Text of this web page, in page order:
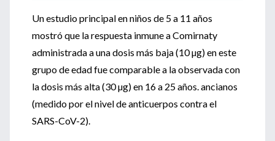
Un estudio principal en niños de 5 a 11 años
mostró que la respuesta inmune a Comirnaty
administrada a una dosis más baja (10 µg) en este
grupo de edad fue comparable a la observada con
la dosis más alta (30 µg) en 16 a 25 años. ancianos
(medido por el nivel de anticuerpos contra el
SARS-CoV-2).